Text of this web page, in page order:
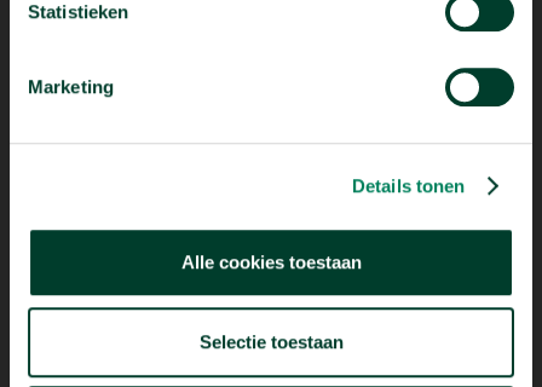
Statistieken
Marketing
Details tonen
Alle cookies toestaan
Selectie toestaan
Mogelijk dankzij